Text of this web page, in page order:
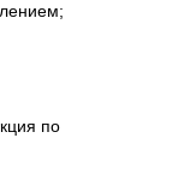
по